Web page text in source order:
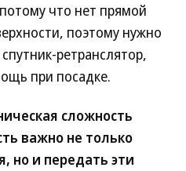
что нет прямой
поэтому нужно
ретранслятор,
при посадке.
сложность
важно не только
но и передать эти